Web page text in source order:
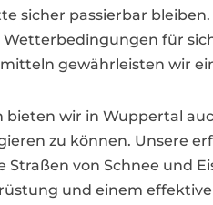
sicher passierbar
für
gewährleisten wir
wir in Wuppertal
zu können. Unsere
von Schnee und
und einem